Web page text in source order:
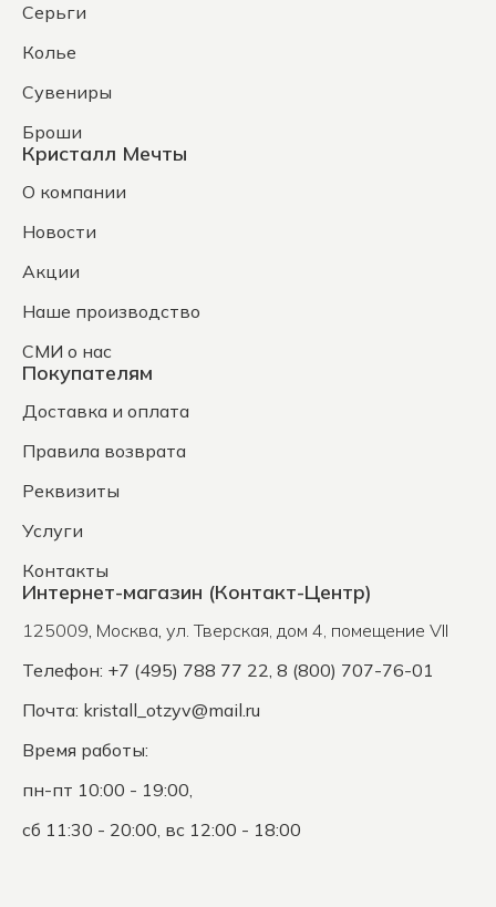
Серьги
Колье
Сувениры
Броши
Кристалл Мечты
О компании
Новости
Акции
Наше производство
СМИ о нас
Покупателям
Доставка и оплата
Правила возврата
Реквизиты
Услуги
Контакты
Интернет-магазин (Контакт-Центр)
125009, Москва, ул. Тверская, дом 4, помещение VII
Телефон: +7 (495) 788 77 22, 8 (800) 707-76-01
Почта: kristall_otzyv@mail.ru
Время работы:
пн-пт 10:00 - 19:00,
сб 11:30 - 20:00, вс 12:00 - 18:00